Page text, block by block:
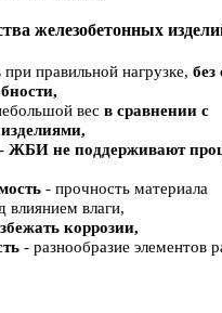
железобетонных
при правильной нагрузке,
вес в сравнении с
ЖБИ не поддерживают
- прочность материала
влиянием влаги,
коррозии,
- разнообразие элементов